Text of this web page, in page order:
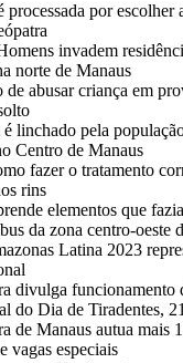
por escolher
invadem
norte de Manaus
de abusar criança em
linchado pela
Centro de Manaus
fazer o tratamento
rins
elementos que
da zona centro-oeste
Latina 2023
divulga funcionamento
do Dia de Tiradentes,
de Manaus autua mais
vagas especiais